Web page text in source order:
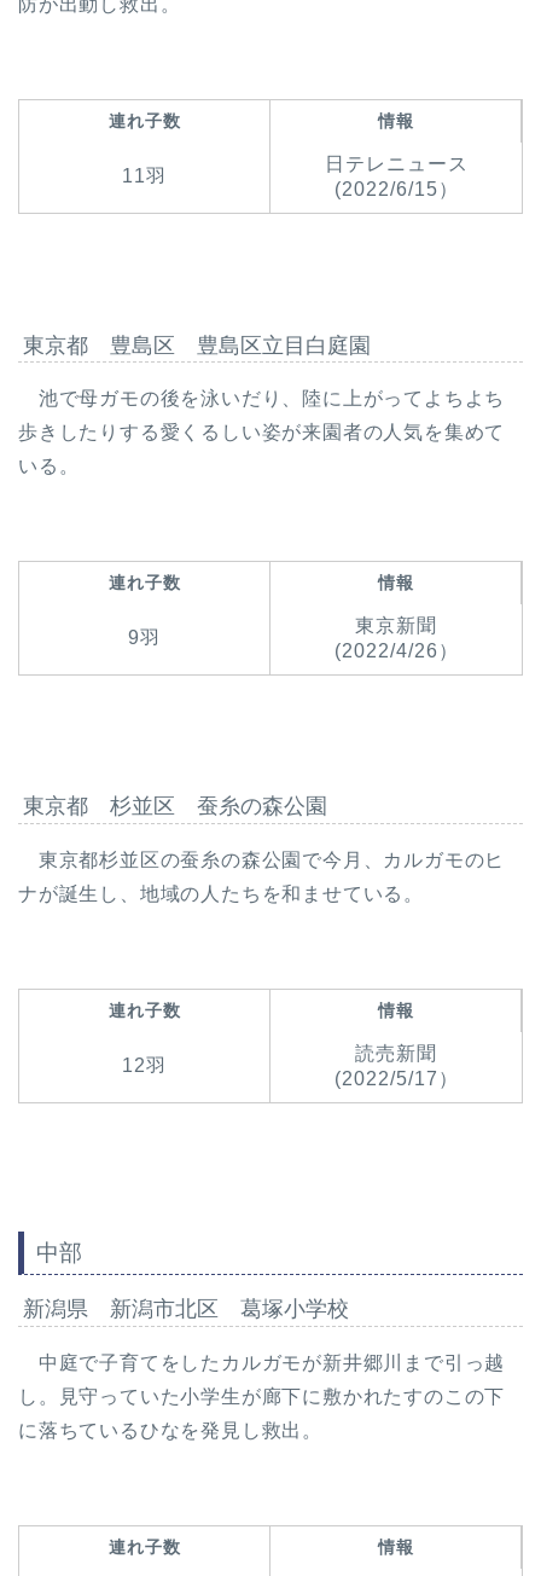
防が出動し救出。
連れ子数 情報
11羽
日テレニュース
(2022/6/15）
東京都 豊島区 豊島区立目白庭園
池で母ガモの後を泳いだり、陸に上がってよちよち
歩きしたりする愛くるしい姿が来園者の人気を集めて
いる。
連れ子数 情報
9羽
東京新聞
(2022/4/26）
東京都 杉並区 蚕糸の森公園
東京都杉並区の蚕糸の森公園で今月、カルガモのヒ
ナが誕生し、地域の人たちを和ませている。
連れ子数 情報
12羽
読売新聞
(2022/5/17）
中部
新潟県 新潟市北区 葛塚小学校
中庭で子育てをしたカルガモが新井郷川まで引っ越
し。見守っていた小学生が廊下に敷かれたすのこの下
に落ちているひなを発見し救出。
連れ子数 情報